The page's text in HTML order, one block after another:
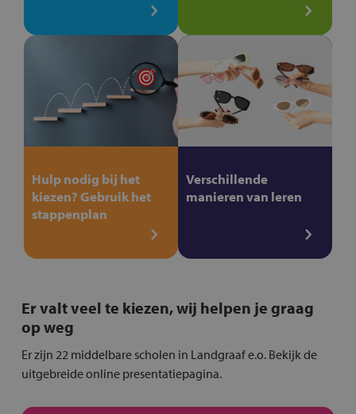
Hulp nodig bij het
kiezen? Gebruik het
stappenplan
Verschillende
manieren van leren
Er valt veel te kiezen, wij helpen je graag
op weg
Er zijn 22 middelbare scholen in Landgraaf e.o. Bekijk de
uitgebreide online presentatiepagina.